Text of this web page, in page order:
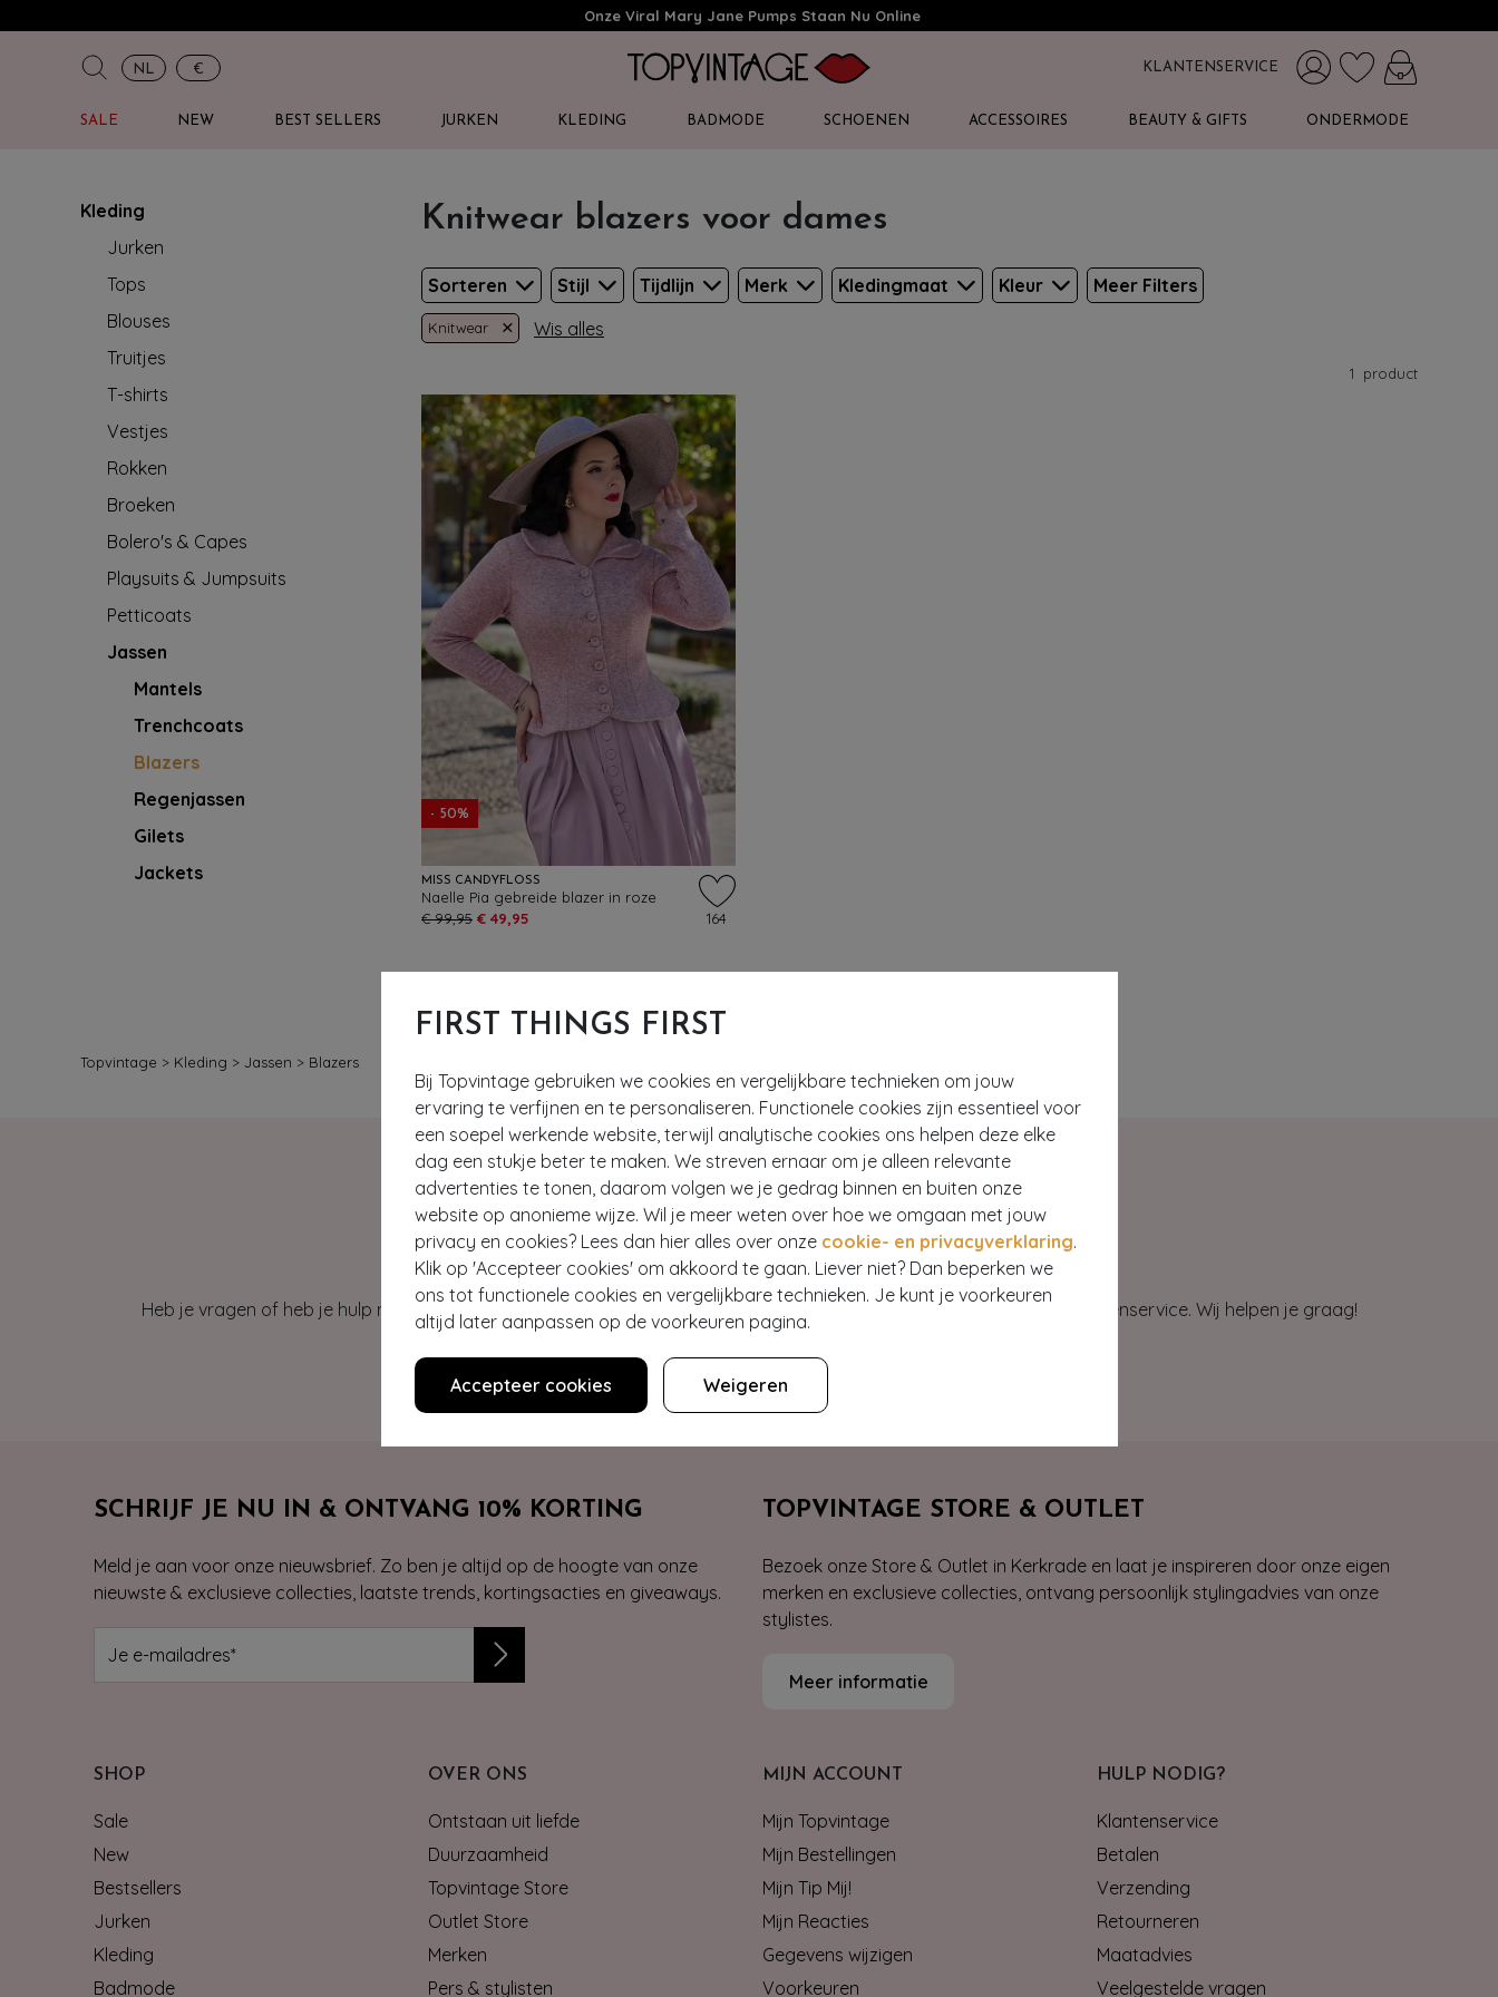
FIRST THINGS FIRST
Bij Topvintage gebruiken we cookies en vergelijkbare technieken om jouw
ervaring te verfijnen en te personaliseren. Functionele cookies zijn essentieel voor
een soepel werkende website, terwijl analytische cookies ons helpen deze elke
dag een stukje beter te maken. We streven ernaar om je alleen relevante
advertenties te tonen, daarom volgen we je gedrag binnen en buiten onze
website op anonieme wijze. Wil je meer weten over hoe we omgaan met jouw
privacy en cookies? Lees dan hier alles over onze cookie- en privacyverklaring.
Klik op 'Accepteer cookies' om akkoord te gaan. Liever niet? Dan beperken we
ons tot functionele cookies en vergelijkbare technieken. Je kunt je voorkeuren
altijd later aanpassen op de voorkeuren pagina.
Accepteer cookies Weigeren
Onze Viral Mary Jane Pumps Staan Nu Online
NL € KLANTENSERVICE
SALE NEW BEST SELLERS JURKEN KLEDING BADMODE SCHOENEN ACCESSOIRES BEAUTY & GIFTS ONDERMODE
Kleding
Jurken
Tops
Blouses
Truitjes
T-shirts
Vestjes
Rokken
Broeken
Bolero's & Capes
Playsuits & Jumpsuits
Petticoats
Jassen
Mantels
Trenchcoats
Blazers
Regenjassen
Gilets
Jackets
Knitwear blazers voor dames
Sorteren Stijl Tijdlijn Merk Kledingmaat Kleur Meer Filters
Knitwear × Wis alles
1 product
- 50%
MISS CANDYFLOSS
Naelle Pia gebreide blazer in roze
€ 99,95 € 49,95 164
Topvintage > Kleding > Jassen > Blazers
Hey gorgeous
Heb je vragen of heb je hulp nodig bij je bestelling? Lees onze veelgestelde vragen of neem contact op met onze klantenservice. Wij helpen je graag!
SCHRIJF JE NU IN & ONTVANG 10% KORTING
Meld je aan voor onze nieuwsbrief. Zo ben je altijd op de hoogte van onze
nieuwste & exclusieve collecties, laatste trends, kortingsacties en giveaways.
TOPVINTAGE STORE & OUTLET
Bezoek onze Store & Outlet in Kerkrade en laat je inspireren door onze eigen
merken en exclusieve collecties, ontvang persoonlijk stylingadvies van onze
stylistes.
Meer informatie
SHOP
Sale
New
Bestsellers
Jurken
Kleding
Badmode
OVER ONS
Ontstaan uit liefde
Duurzaamheid
Topvintage Store
Outlet Store
Merken
Pers & stylisten
MIJN ACCOUNT
Mijn Topvintage
Mijn Bestellingen
Mijn Tip Mij!
Mijn Reacties
Gegevens wijzigen
Voorkeuren
HULP NODIG?
Klantenservice
Betalen
Verzending
Retourneren
Maatadvies
Veelgestelde vragen